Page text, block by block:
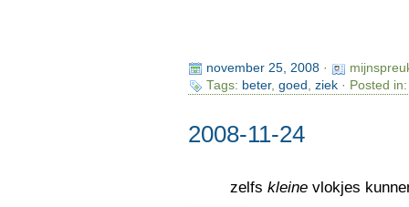
november 25, 2008·
Tags: beter, goed , ziek· Posted
2008-11-24
zelfs kleinevlokjes